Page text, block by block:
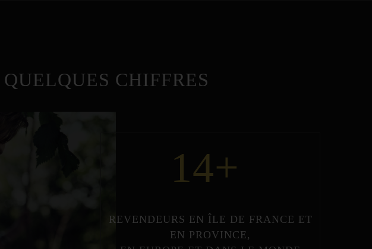
CHIFFRES
14+
REVENDEURS EN ÎLE DE FRANCE ET
EN PROVINCE,